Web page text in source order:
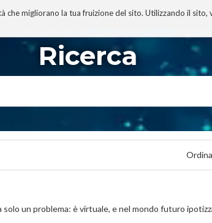
che migliorano la tua fruizione del sito. Utilizzando il
I MIEI LIBRI PROGETTO
Ricerca
un problema: è virtuale, e nel mondo futuro